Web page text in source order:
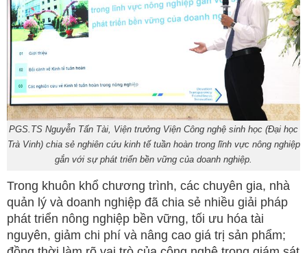
PGS.TS Nguyễn Tấn Tài, Viện trưởng Viện Công nghệ sinh học (Đại học
Trà Vinh) chia sẻ nghiên cứu kinh tế tuần hoàn trong lĩnh vực nông nghiệp
gắn với sự phát triển bền vững của doanh nghiệp.
Trong khuôn khổ chương trình, các chuyên gia, nhà
quản lý và doanh nghiệp đã chia sẻ nhiều giải pháp
phát triển nông nghiệp bền vững, tối ưu hóa tài
nguyên, giảm chi phí và nâng cao giá trị sản phẩm;